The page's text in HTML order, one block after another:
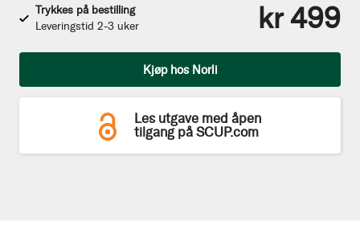
Trykkes på bestilling
Leveringstid 2-3 uker
kr 499
Kjøp hos Norli
Les utgave med åpen
tilgang på SCUP.com